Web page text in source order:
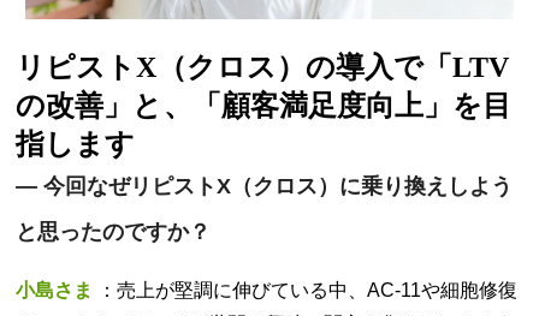
リピストX（クロス）の導入で「LTV
の改善」と、「顧客満足度向上」を目
指します
—今回なぜリピストX（クロス）に乗り換えしよう
と思ったのですか？
小島さま
：売上が堅調に伸びている中、AC-11や細胞修復